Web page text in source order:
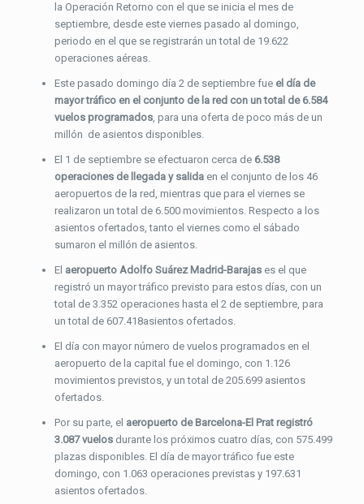
la Operación Retorno con el que se inicia el mes de
septiembre, desde este viernes pasado al domingo,
periodo en el que se registrarán un total de 19.622
operaciones aéreas.
Este pasado domingo día 2 de septiembre fue el día de
mayor tráfico en el conjunto de la red con un total de 6.584
vuelos programados, para una oferta de poco más de un
millón de asientos disponibles.
El 1 de septiembre se efectuaron cerca de 6.538
operaciones de llegada y salidaen el conjunto de los 46
aeropuertos de la red, mientras que para el viernes se
realizaron un total de 6.500 movimientos. Respecto a los
asientos ofertados, tanto el viernes como el sábado
sumaron el millón de asientos.
El aeropuerto Adolfo Suárez Madrid-Barajases el que
registró un mayor tráfico previsto para estos días, con un
total de 3.352 operaciones hasta el 2 de septiembre, para
un total de 607.418asientos ofertados.
El día con mayor número de vuelos programados en el
aeropuerto de la capital fue el domingo, con 1.126
movimientos previstos, y un total de 205.699 asientos
ofertados.
Por su parte, el aeropuerto de Barcelona-El Prat registró
3.087 vuelosdurante los próximos cuatro días, con 575.499
plazas disponibles. El día de mayor tráfico fue este
domingo, con 1.063 operaciones previstas y 197.631
asientos ofertados.